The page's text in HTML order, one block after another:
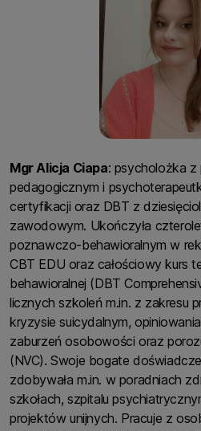
Mgr Alicja Ciapa: psycholożka
pedagogicznym i
certyfikacji oraz DBT z
zawodowym. Ukończyła
poznawczo-behawioralnym w
CBT EDU oraz całościowy kurs
behawioralnej (DBT
licznych szkoleń m.in. z zakresu
kryzysie suicydalnym,
zaburzeń osobowości oraz
(NVC). Swoje bogate
zdobywała m.in. w poradniach
szkołach, szpitalu
projektów unijnych. Pracuje z